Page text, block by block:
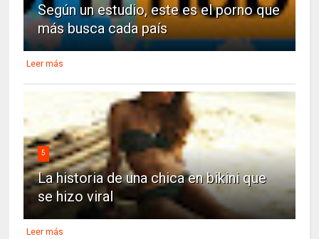
Según un estudio, este es el porno que
más busca cada país
Leer más
5
La historia de una chica en bikini que
se hizo viral
Leer más